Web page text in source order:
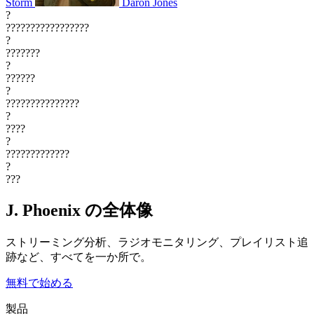
?
?????????????????
?
???????
?
??????
?
???????????????
?
????
?
?????????????
?
???
J. Phoenix の全体像
ストリーミング分析、ラジオモニタリング、プレイリスト追
跡など、すべてを一か所で。
無料で始める
製品